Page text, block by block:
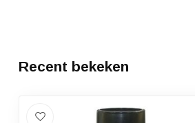
Recent bekeken